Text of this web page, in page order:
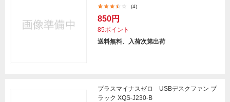
(4)
850円
85ポイント
送料無料、入荷次第出荷
プラスマイナスゼロ USBデスクファン ブ
ラック XQS-J230-B